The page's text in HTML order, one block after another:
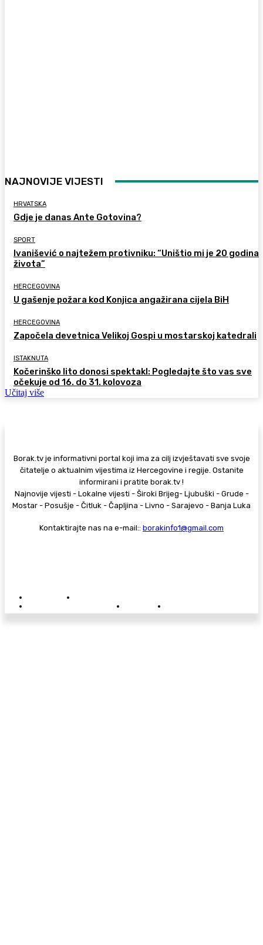
NAJNOVIJE VIJESTI
HRVATSKA
Gdje je danas Ante Gotovina?
SPORT
Ivanišević o najtežem protivniku: “Uništio mi je 20 godina
života”
HERCEGOVINA
U gašenje požara kod Konjica angažirana cijela BiH
HERCEGOVINA
Započela devetnica Velikoj Gospi u mostarskoj katedrali
ISTAKNUTA
Kočerinško lito donosi spektakl: Pogledajte što vas sve
očekuje od 16. do 31. kolovoza
Učitaj više
Borak.tv je informativni portal koji ima za cilj izvještavati sve svoje
čitatelje o aktualnim vijestima iz Hercegovine i regije. Ostanite
informirani i pratite borak.tv !
Najnovije vijesti - Lokalne vijesti - Široki Brijeg- Ljubuški - Grude -
Mostar - Posušje - Čitluk - Čapljina - Livno - Sarajevo - Banja Luka
Kontaktirajte nas na e-mail:: borakinfo1@gmail.com